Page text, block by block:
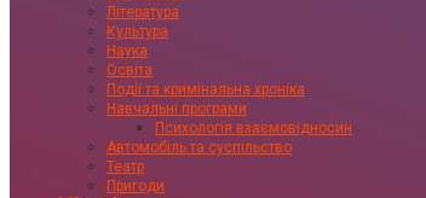
Література
Культура
Наука
Освіта
Події та кримінальна хроніка
Навчальні програми
Психологія взаємовідносин
Автомобіль та суспільство
Театр
Пригоди